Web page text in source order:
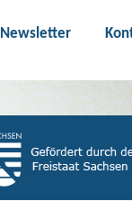
Newsletter